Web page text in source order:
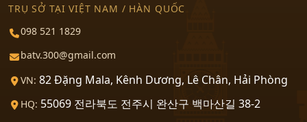
TRỤ SỞ TẠI VIỆT NAM / HÀN QUỐC
098 521 1829
batv.300@gmail.com
VN: 82 Đặng Mala, Kênh Dương, Lê Chân, Hải Phòng
HQ: 55069 전라북도 전주시 완산구 백마산길 38-2